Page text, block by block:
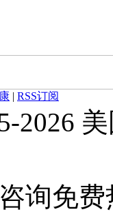
| RSS订阅
2026
询免费